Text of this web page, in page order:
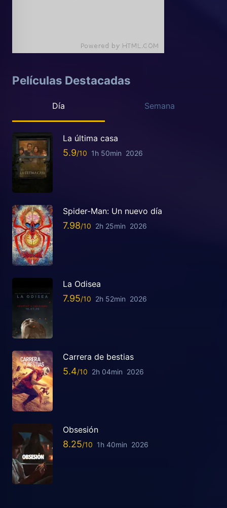
Películas Destacadas
Día Semana
La última casa
5.9 1h 50min 2026
Spider-Man: Un nuevo día
7.98 2h 25min 2026
La Odisea
7.95 2h 52min 2026
Carrera de bestias
5.4 2h 04min 2026
Obsesión
8.25 1h 40min 2026